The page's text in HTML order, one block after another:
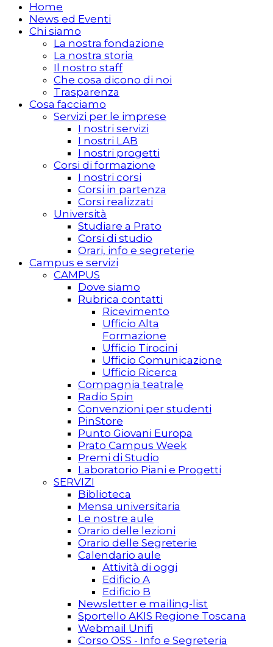
Home
News ed Eventi
Chi siamo
La nostra fondazione
La nostra storia
Il nostro staff
Che cosa dicono di noi
Trasparenza
Cosa facciamo
Servizi per le imprese
I nostri servizi
I nostri LAB
I nostri progetti
Corsi di formazione
I nostri corsi
Corsi in partenza
Corsi realizzati
Università
Studiare a Prato
Corsi di studio
Orari, info e segreterie
Campus e servizi
CAMPUS
Dove siamo
Rubrica contatti
Ricevimento
Ufficio Alta
Formazione
Ufficio Tirocini
Ufficio Comunicazione
Ufficio Ricerca
Compagnia teatrale
Radio Spin
Convenzioni per studenti
PinStore
Punto Giovani Europa
Prato Campus Week
Premi di Studio
Laboratorio Piani e Progetti
SERVIZI
Biblioteca
Mensa universitaria
Le nostre aule
Orario delle lezioni
Orario delle Segreterie
Calendario aule
Attività di oggi
Edificio A
Edificio B
Newsletter e mailing-list
Sportello AKIS Regione Toscana
Webmail Unifi
Corso OSS - Info e Segreteria